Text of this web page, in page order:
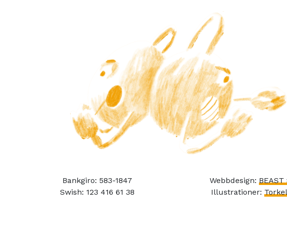
Bankgiro: 583-1847
Swish: 123 416 61 38
Webbdesign:
Illustrationer: